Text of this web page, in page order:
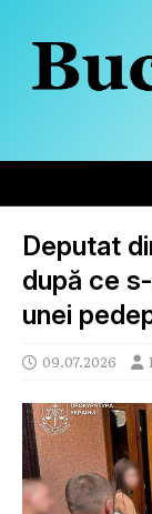
Deputat
după ce
unei
09.07.2026